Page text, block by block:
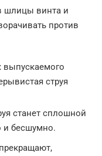
шлицы винта и
против
выпускаемого
струя
станет сплошной
и бесшумно.